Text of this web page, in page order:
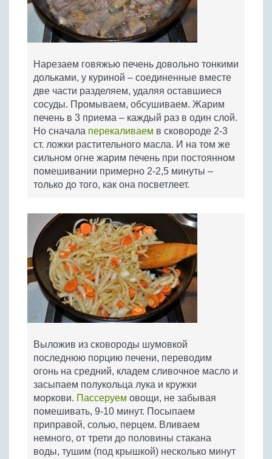
Нарезаем говяжью печень довольно тонкими
дольками, у куриной – соединенные вместе
две части разделяем, удаляя оставшиеся
сосуды. Промываем, обсушиваем. Жарим
печень в 3 приема – каждый раз в один слой.
Но сначала перекаливаем в сковороде 2-3
ст. ложки растительного масла. И на том же
сильном огне жарим печень при постоянном
помешивании примерно 2-2,5 минуты –
только до того, как она посветлеет.
Выложив из сковороды шумовкой
последнюю порцию печени, переводим
огонь на средний, кладем сливочное масло и
засыпаем полукольца лука и кружки
моркови. Пассеруем овощи, не забывая
помешивать, 9-10 минут. Посыпаем
приправой, солью, перцем. Вливаем
немного, от трети до половины стакана
воды, тушим (под крышкой) несколько минут